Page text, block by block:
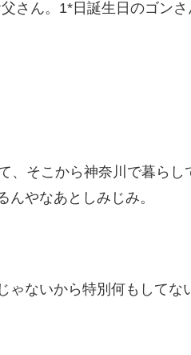
さん。1*日誕生日のゴン
、そこから神奈川で暮ら
んやなあとしみじみ。
ゃないから特別何もしてな